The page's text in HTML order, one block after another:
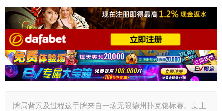
牌局背景及过程这手牌来自一场无限德州扑克锦标赛。桌上